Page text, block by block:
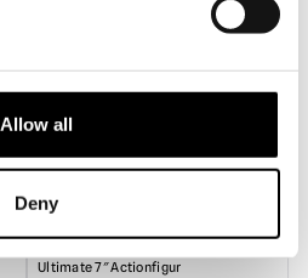
Allow all
Deny
Ultimate 7″ Actionfigur